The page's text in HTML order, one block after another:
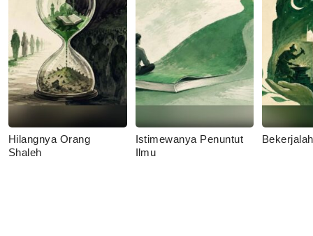
Hilangnya Orang
Shaleh
Istimewanya Penuntut
Ilmu
Bekerjalah